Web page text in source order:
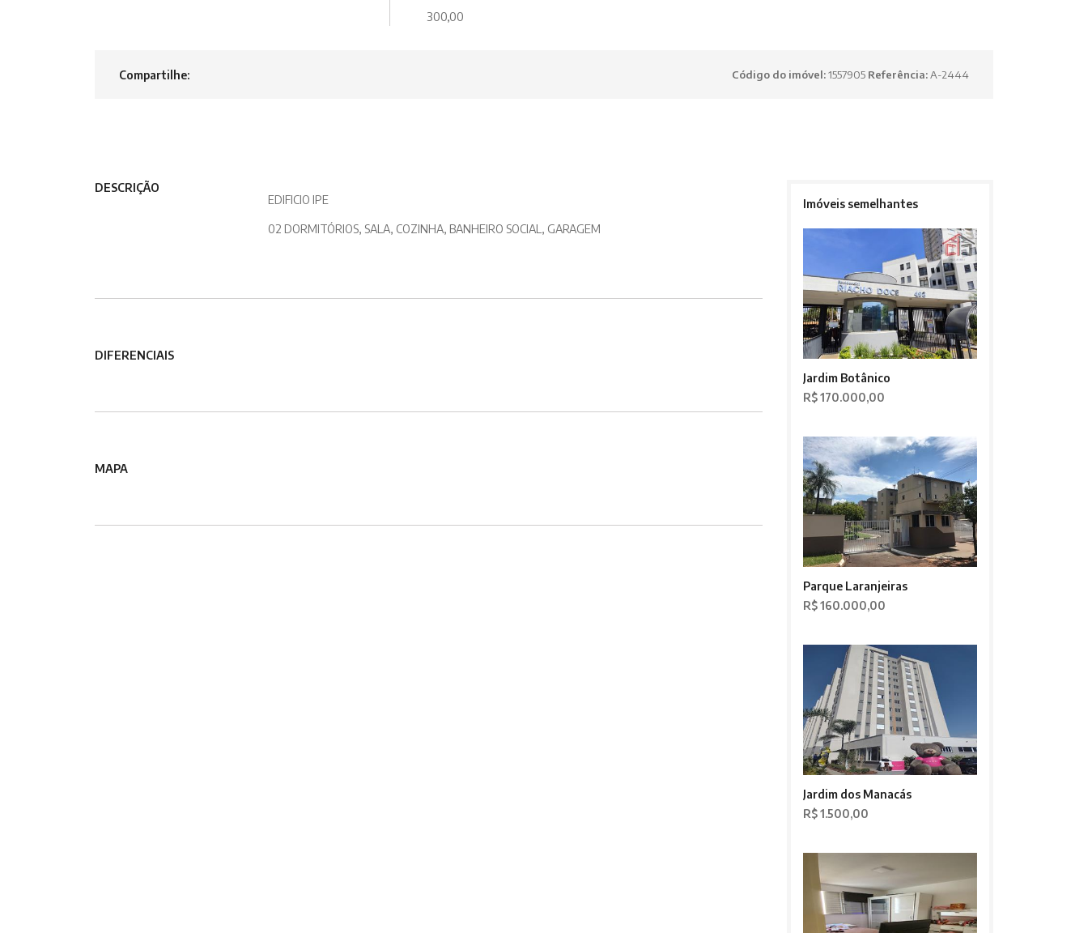
300,00
Compartilhe: Código do imóvel:1557905 Referência:A-2444
DESCRIÇÃO
EDIFICIO IPE
02 DORMITÓRIOS, SALA, COZINHA, BANHEIRO SOCIAL, GARAGEM
DIFERENCIAIS
MAPA
Imóveis semelhantes
Jardim Botânico
R$ 170.000,00
Parque Laranjeiras
R$ 160.000,00
Jardim dos Manacás
R$ 1.500,00